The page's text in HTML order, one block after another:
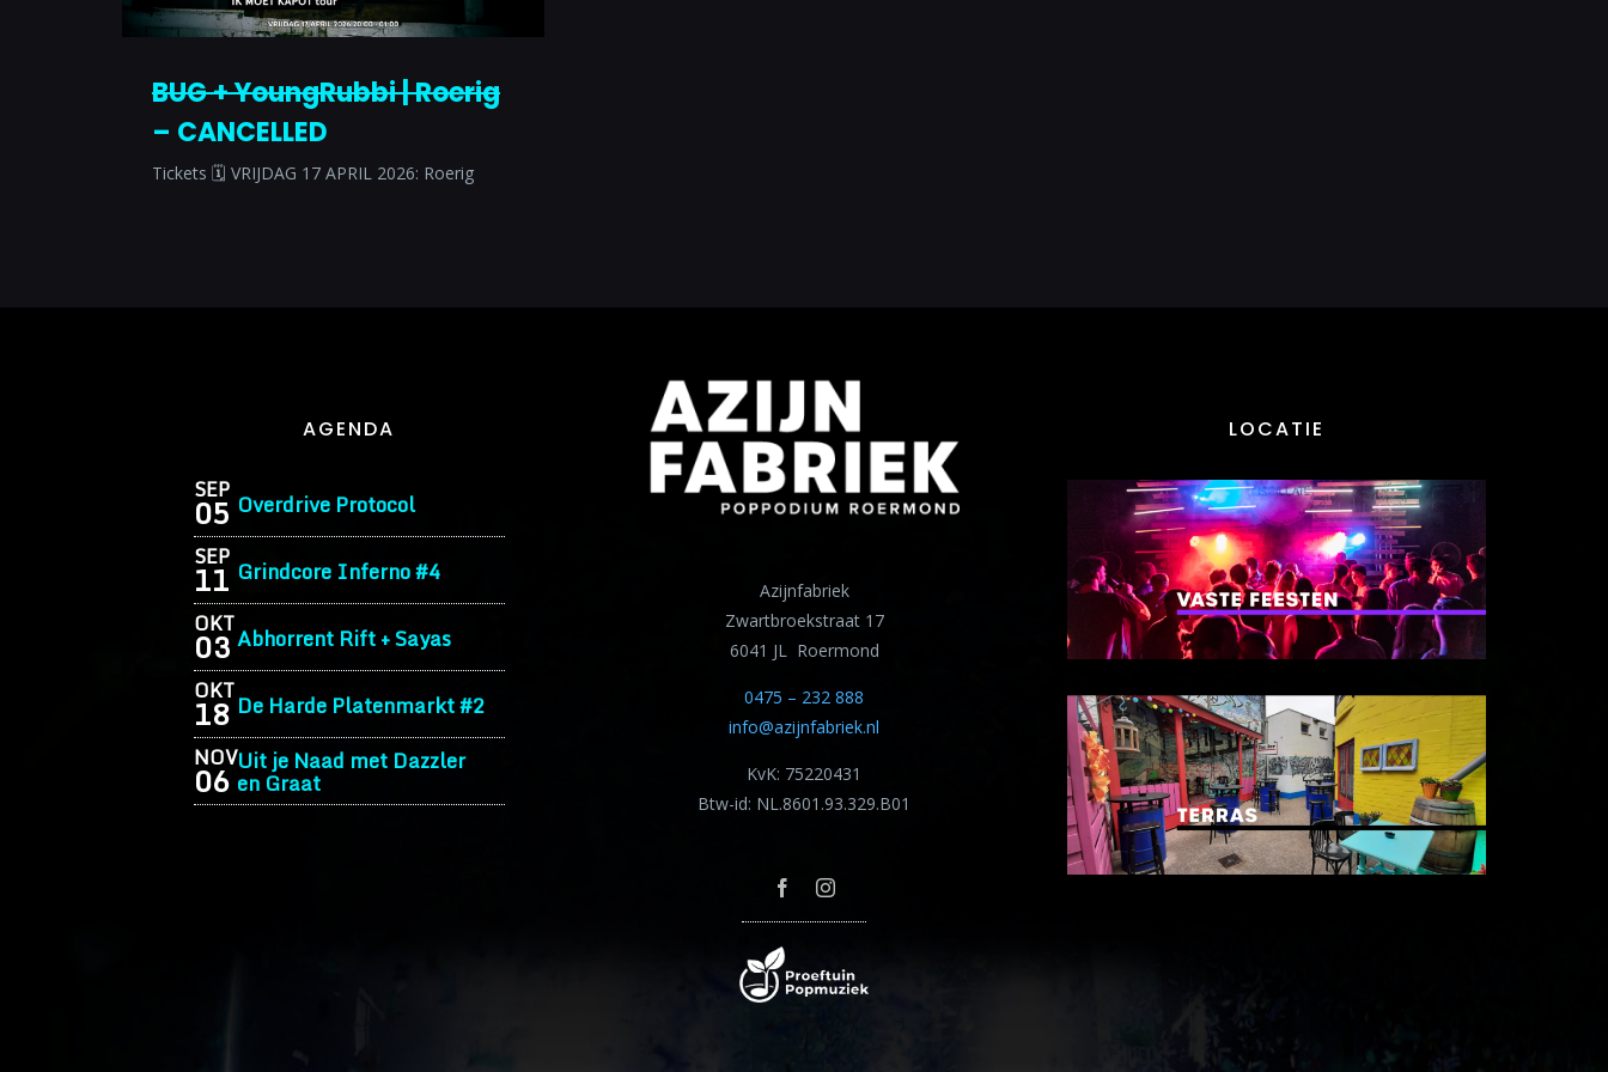
BUG + YoungRubbi | Roerig
– CANCELLED
Tickets 🗓 VRIJDAG 17 APRIL 2026: Roerig
AGENDA
SEP
05 Overdrive Protocol
SEP
11 Grindcore Inferno #4
OKT
03 Abhorrent Rift + Sayas
OKT
18 De Harde Platenmarkt #2
NOV
06 Uit je Naad met Dazzler
en Graat
Azijnfabriek
Zwartbroekstraat 17
6041 JL Roermond
0475 – 232 888
info@azijnfabriek.nl
KvK: 75220431
Btw-id: NL.8601.93.329.B01
LOCATIE